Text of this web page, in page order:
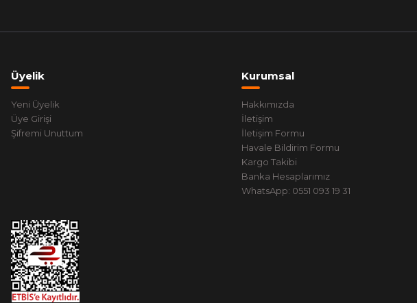
Üyelik
Yeni Üyelik
Üye Girişi
Şifremi Unuttum
Kurumsal
Hakkımızda
İletişim
İletişim Formu
Havale Bildirim Formu
Kargo Takibi
Banka Hesaplarımız
WhatsApp: 0551 093 19 31